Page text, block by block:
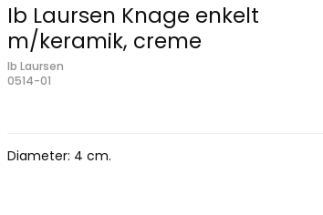
Ib Laursen Knage enkelt
m/keramik, creme
Ib Laursen
0514-01
Diameter: 4 cm.